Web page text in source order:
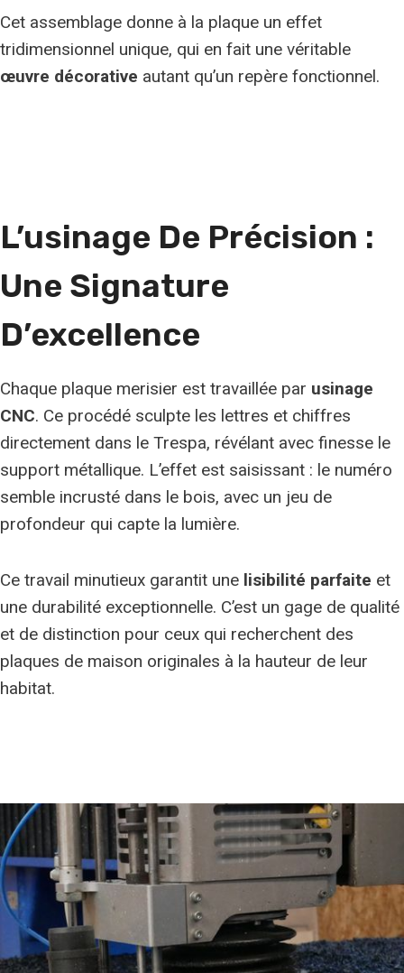
Cet assemblage donne à la plaque un effet
tridimensionnel unique, qui en fait une véritable
œuvre décorative autant qu’un repère fonctionnel.
L’usinage De Précision :
Une Signature
D’excellence
Chaque plaque merisier est travaillée par usinage
CNC. Ce procédé sculpte les lettres et chiffres
directement dans le Trespa, révélant avec finesse le
support métallique. L’effet est saisissant : le numéro
semble incrusté dans le bois, avec un jeu de
profondeur qui capte la lumière.
Ce travail minutieux garantit une lisibilité parfaite et
une durabilité exceptionnelle. C’est un gage de qualité
et de distinction pour ceux qui recherchent des
plaques de maison originales à la hauteur de leur
habitat.